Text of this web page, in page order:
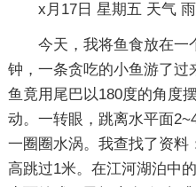
x月17日 星期五 天气
今天，我将鱼食放在一
钟，一条贪吃的小鱼游了过
鱼竟用尾巴以180度的角度
动。一转眼，跳离水平面
一圈圈水涡。我查找了资料
高跳过1米。在江河湖泊中